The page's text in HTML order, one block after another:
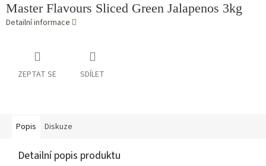
Master Flavours Sliced Green Jalapenos 3kg
Detailní informace
ZEPTAT SE SDÍLET
Popis Diskuze
Detailní popis produktu